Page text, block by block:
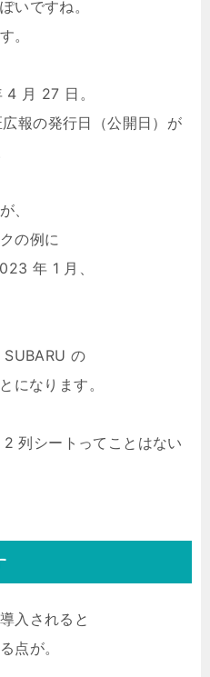
いですね。
。
月 27 日。
報の発行日（公開日）が
、
の例に
年 1 月、
の
になります。
列シートってことはない
入されると
点が。